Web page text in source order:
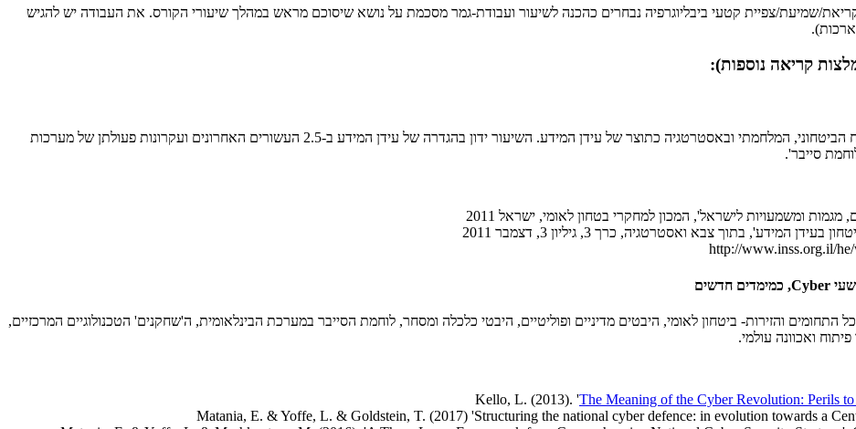
פעילה בדיונים, קריאת/שמיעת/צפיית קטעי ביבליוגרפיה נבחרים כהכנה לשיעור ועבודת-גמר מסכמת על נושא שיסוכם מראש במהלך שיעורי הקורס. את העבודה יש להגיש
קריאה נוספות):
התפתחות 'לוחמת הסייבר' כמימד חדש ובעל מאפיינים ייחודיים בשיח הביטחוני, המלחמתי ובאסטרטגיה כתוצר של עידן המידע. השיעור ידון בהגדרה של עידן המידע ב-2.5 העשורים האחרונים ועקרונות פעולתן של מערכות
סייבר'.
ומשמעויות לישראל', המכון למחקרי בטחון לאומי, ישראל 2011
בתוך צבא ואסטרטגיה, כרך 3, גיליון 3, דצמבר 2011
http://www.inss.org.il/
התחומים והזירות- ביטחון לאומי, היבטים מדיניים ופוליטיים, היבטי כלכלה ומסחר, לוחמת הסייבר במערכת הבינלאומית, ה'שחקנים' הטכנולוגיים המרכזיים,
ואכוונה עולמי.
Kello, L. (2013). 'The Meaning of the Cyber Revolution: Perils
Matania, E. & Yoffe, L. & Goldstein, T. (2017) 'Structuring the national cyber defence: in evolution towards a